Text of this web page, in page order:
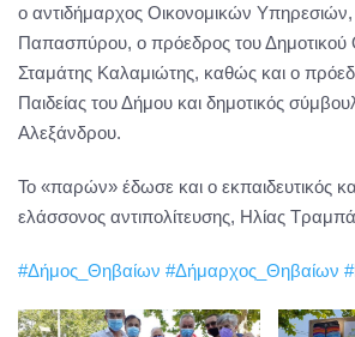
ο αντιδήμαρχος Οικονομικών
Παπασπύρου, ο πρόεδρος του
Σταμάτης Καλαμιώτης, καθώς και ο
Παιδείας του Δήμου και δημοτικός
Αλεξάνδρου.
Το «παρών» έδωσε και ο εκπαιδευτικός
ελάσσονος αντιπολίτευσης, Ηλίας
#Δήμος_Θηβαίων #Δήμαρχος_Θηβαίων